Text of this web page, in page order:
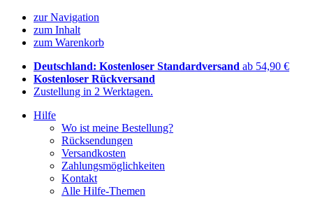
zur Navigation
zum Inhalt
zum Warenkorb
Deutschland: Kostenloser Standardversand ab 54,90 €
Kostenloser Rückversand
Zustellung in 2 Werktagen.
Hilfe
Wo ist meine Bestellung?
Rücksendungen
Versandkosten
Zahlungsmöglichkeiten
Kontakt
Alle Hilfe-Themen